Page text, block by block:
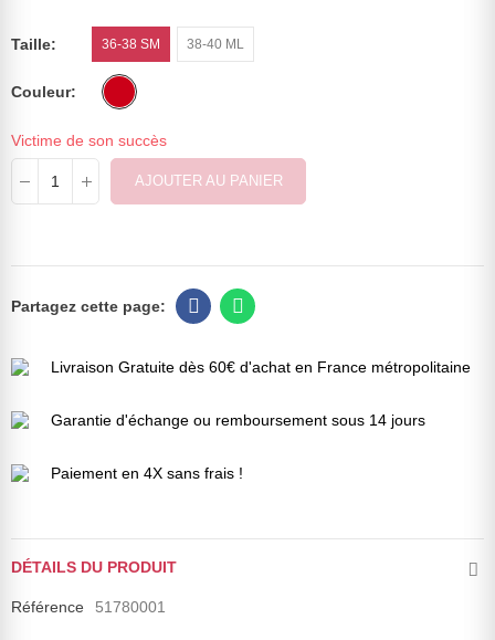
Taille 36-38 SM 38-40 ML
Couleur
Victime de son succès
AJOUTER AU PANIER
Livraison Gratuite dès 60€ d'achat en France métropolitaine
Garantie d'échange ou remboursement sous 14 jours
Paiement en 4X sans frais !
DÉTAILS DU PRODUIT
Référence 51780001